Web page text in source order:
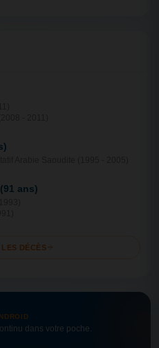
ans)
DÉCÈS
dans votre poche.